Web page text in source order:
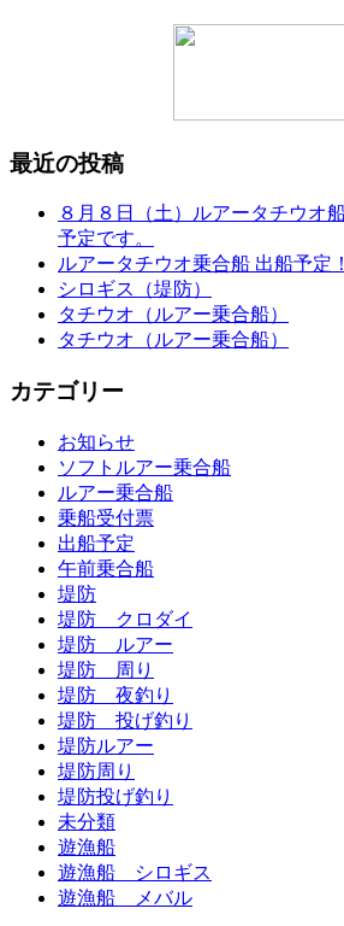
最近の投稿
８月８日（土）ルアータチウオ
予定です。
ルアータチウオ乗合船 出船予定！
シロギス（堤防）
タチウオ（ルアー乗合船）
タチウオ（ルアー乗合船）
カテゴリー
お知らせ
ソフトルアー乗合船
ルアー乗合船
乗船受付票
出船予定
午前乗合船
堤防
堤防 クロダイ
堤防 ルアー
堤防 周り
堤防 夜釣り
堤防 投げ釣り
堤防ルアー
堤防周り
堤防投げ釣り
未分類
遊漁船
遊漁船 シロギス
遊漁船 メバル